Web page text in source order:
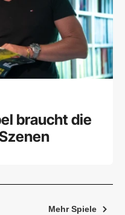
braucht die
Mehr Spiele